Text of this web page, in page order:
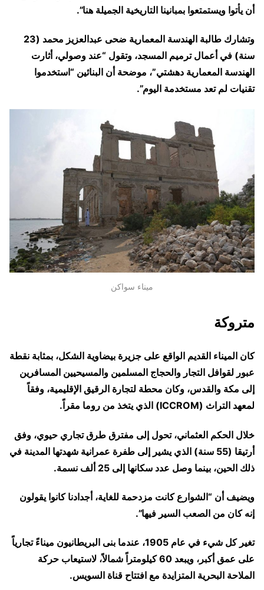
أن يأتوا ويستمتعوا بمبانينا التاريخية الجميلة هنا”.
وتشارك طالبة الهندسة المعمارية ضحى عبدالعزيز محمد (23
سنة) في أعمال ترميم المسجد، وتقول “عند وصولي، أثارت
الهندسة المعمارية دهشتي”، موضحة أن البنائين “استخدموا
تقنيات لم تعد مستخدمة اليوم”.
ميناء سواكن
متروكة
كان الميناء القديم الواقع على جزيرة بيضاوية الشكل، بمثابة نقطة
عبور لقوافل التجار والحجاج المسلمين والمسيحيين المسافرين
إلى مكة والقدس، وكان محطة لتجارة الرقيق الإقليمية، وفقاً
لمعهد التراث (ICCROM) الذي يتخذ من روما مقراً.
خلال الحكم العثماني، تحول إلى مفترق طرق تجاري حيوي، وفق
أرتيقا (55 سنة) الذي يشير إلى طفرة عمرانية شهدتها المدينة في
ذلك الحين، بينما وصل عدد سكانها إلى 25 ألف نسمة.
ويضيف أن “الشوارع كانت مزدحمة للغاية، أجدادنا كانوا يقولون
إنه كان من الصعب السير فيها”.
تغير كل شيء في عام 1905، عندما بنى البريطانيون ميناءً تجارياً
على عمق أكبر، ويبعد 60 كيلومتراً شمالاً، لاستيعاب حركة
الملاحة البحرية المتزايدة مع افتتاح قناة السويس.